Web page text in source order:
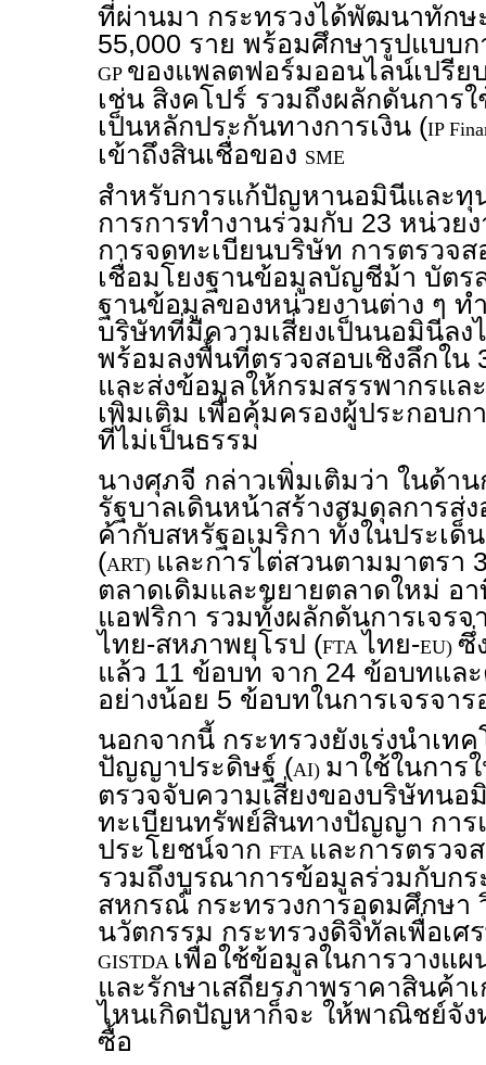
ที่ผ่านมา กระทรวงได้พัฒนาทักษ
55,000 ราย พร้อมศึกษารูปแบบ
GP ของแพลตฟอร์มออนไลน์เปรีย
เช่น สิงคโปร์ รวมถึงผลักดันกา
เป็นหลักประกันทางการเงิน (IP
เข้าถึงสินเชื่อของ SME
สำหรับการแก้ปัญหานอมินีและทุ
การการทำงานร่วมกับ 23 หน่วย
การจดทะเบียนบริษัท การตรวจส
เชื่อมโยงฐานข้อมูลบัญชีม้า บัตร
ฐานข้อมูลของหน่วยงานต่าง ๆ ท
บริษัทที่มีความเสี่ยงเป็นนอมินีล
พร้อมลงพื้นที่ตรวจสอบเชิงลึกใน
และส่งข้อมูลให้กรมสรรพากรแ
เพิ่มเติม เพื่อคุ้มครองผู้ประกอบ
ที่ไม่เป็นธรรม
นางศุภจี กล่าวเพิ่มเติมว่า ในด้า
รัฐบาลเดินหน้าสร้างสมดุลการส่ง
ค้ากับสหรัฐอเมริกา ทั้งในประเ
(ART) และการไต่สวนตามมาตรา
ตลาดเดิมและขยายตลาดใหม่ อ
แอฟริกา รวมทั้งผลักดันการเจรจ
ไทย-สหภาพยุโรป (FTA ไทย-EU) ซึ่
แล้ว 11 ข้อบท จาก 24 ข้อบทแล
อย่างน้อย 5 ข้อบทในการเจรจา
นอกจากนี้ กระทรวงยังเร่งนำเท
ปัญญาประดิษฐ์ (AI) มาใช้ในการ
ตรวจจับความเสี่ยงของบริษัทนอ
ทะเบียนทรัพย์สินทางปัญญา การ
ประโยชน์จาก FTA และการตรวจ
รวมถึงบูรณาการข้อมูลร่วมกับกร
สหกรณ์ กระทรวงการอุดมศึกษา
นวัตกรรม กระทรวงดิจิทัลเพื่อเศ
GISTDA เพื่อใช้ข้อมูลในการวางแ
และรักษาเสถียรภาพราคาสินค้า
ไหนเกิดปัญหาก็จะ ให้พาณิชย์จัง
ซื้อ